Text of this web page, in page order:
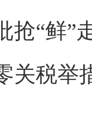
抢“鲜”
关税举